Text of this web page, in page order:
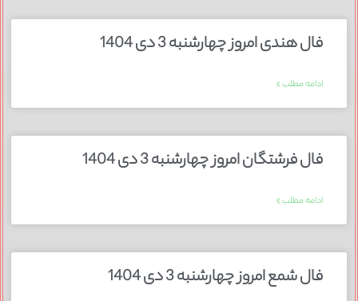
فال هندی امروز چهارشنبه 3 دی 1404
ادامه مطلب »
فال فرشتگان امروز چهارشنبه 3 دی 1404
ادامه مطلب »
فال شمع امروز چهارشنبه 3 دی 1404